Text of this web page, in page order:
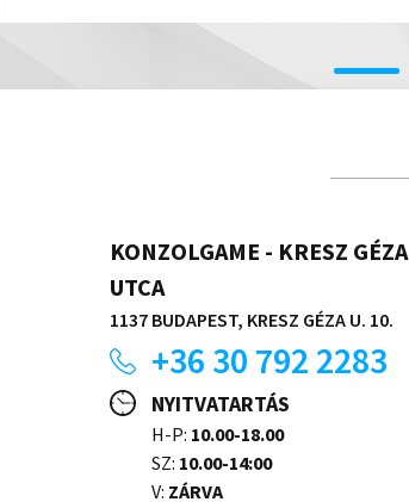
KONZOLGAME - KRESZ GÉZA
UTCA
1137 BUDAPEST, KRESZ GÉZA U. 10.
+36 30 792 2283
NYITVATARTÁS
H-P: 10.00-18.00
SZ: 10.00-14:00
V: ZÁRVA